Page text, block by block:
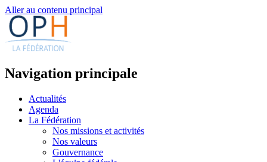
Aller au contenu principal
Navigation principale
Actualités
Agenda
La Fédération
Nos missions et activités
Nos valeurs
Gouvernance